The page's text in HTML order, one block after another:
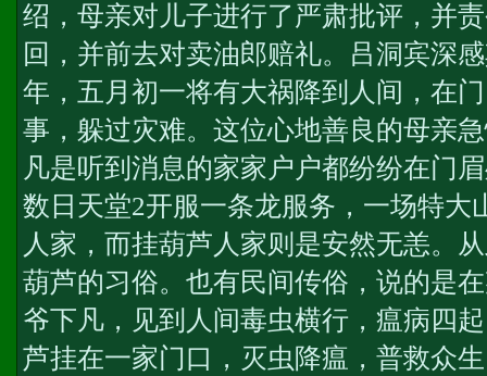
绍，母亲对儿子进行了严肃批评，并
回，并前去对卖油郎赔礼。吕洞宾深
年，五月初一将有大祸降到人间，在
事，躲过灾难。这位心地善良的母亲
凡是听到消息的家家户户都纷纷在门
数日 天堂2开服一条龙服务 ，一场特
人家，而挂葫芦人家则是安然无恙。
葫芦的习俗。也有民间传俗，说的是
爷下凡，见到人间毒虫横行，瘟病四
芦挂在一家门口，灭虫降瘟，普救众